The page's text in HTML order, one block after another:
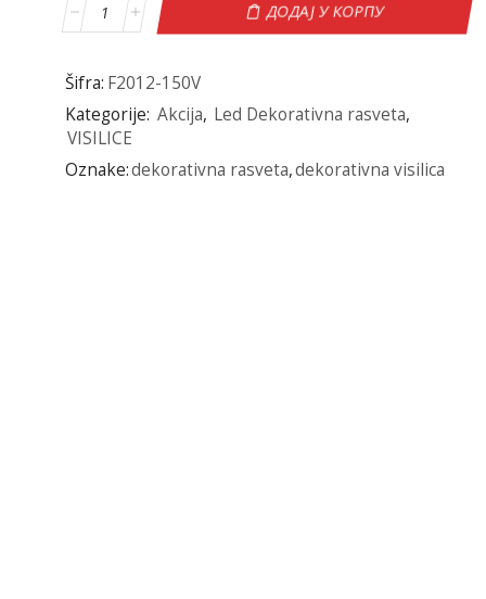
ДОДАЈ У КОРПУ
Šifra: F2012-150V
Kategorije: Akcija, Led Dekorativna rasveta,
VISILICE
Oznake:dekorativna rasveta,dekorativna visilica